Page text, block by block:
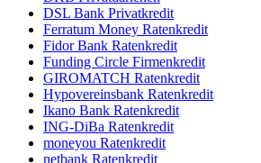
DSL Bank Privatkredit
Ferratum Money Ratenkredit
Fidor Bank Ratenkredit
Funding Circle Firmenkredit
GIROMATCH Ratenkredit
Hypovereinsbank Ratenkredit
Ikano Bank Ratenkredit
ING-DiBa Ratenkredit
moneyou Ratenkredit
netbank Ratenkredit